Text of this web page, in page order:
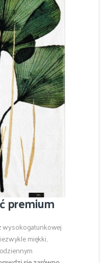
premium
wysokogatunkowej
miękki,